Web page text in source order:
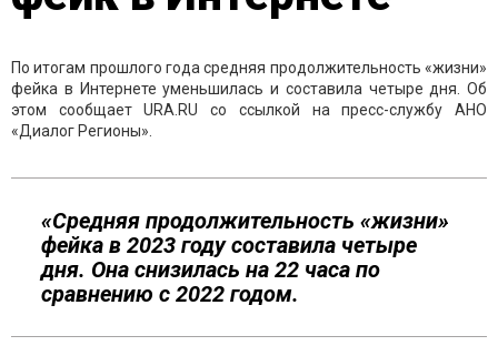
По итогам прошлого года средняя продолжительность «жизни»
фейка в Интернете уменьшилась и составила четыре дня. Об
этом сообщает URA.RU со ссылкой на пресс-службу АНО
«Диалог Регионы».
«Средняя продолжительность «жизни»
фейка в 2023 году составила четыре
дня. Она снизилась на 22 часа по
сравнению с 2022 годом.